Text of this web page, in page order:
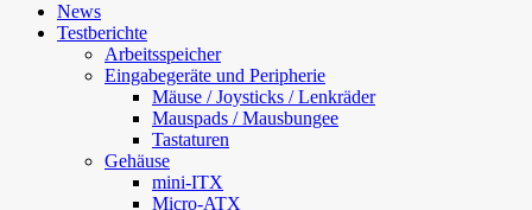
News
Testberichte
Arbeitsspeicher
Eingabegeräte und Peripherie
Mäuse / Joysticks / Lenkräder
Mauspads / Mausbungee
Tastaturen
Gehäuse
mini-ITX
Micro-ATX